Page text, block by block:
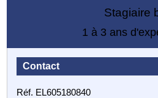
Stagiaire
1 à 3 ans
Contact
Réf. EL605180840